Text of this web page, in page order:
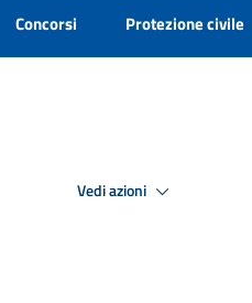
Concorsi Protezione civile
Vedi azioni